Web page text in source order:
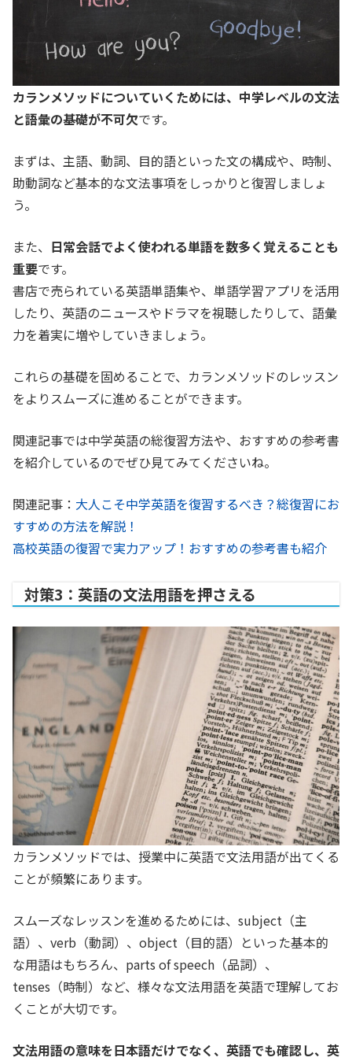
カランメソッドについていくためには、中学レベルの文法
と語彙の基礎が不可欠です。
まずは、主語、動詞、目的語といった文の構成や、時制、
助動詞など基本的な文法事項をしっかりと復習しましょ
う。
また、 日常会話でよく使われる単語を数多く覚えることも
重要です。
書店で売られている英語単語集や、単語学習アプリを活用
したり、英語のニュースやドラマを視聴したりして、語彙
力を着実に増やしていきましょう。
これらの基礎を固めることで、カランメソッドのレッスン
をよりスムーズに進めることができます。
関連記事では中学英語の総復習方法や、おすすめの参考書
を紹介しているのでぜひ見てみてくださいね。
関連記事： 大人こそ中学英語を復習するべき？総復習にお
すすめの方法を解説！
高校英語の復習で実力アップ！おすすめの参考書も紹介
対策3：英語の文法用語を押さえる
カランメソッドでは、授業中に英語で文法用語が出てくる
ことが頻繁にあります。
スムーズなレッスンを進めるためには、subject（主
語）、verb（動詞）、object（目的語）といった基本的
な用語はもちろん、parts of speech（品詞）、
tenses（時制）など、様々な文法用語を英語で理解してお
くことが大切です。
文法用語の意味を日本語だけでなく、英語でも確認し、英